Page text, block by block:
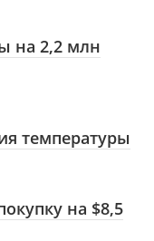
на 2,2 млн
температуры
на $8,5